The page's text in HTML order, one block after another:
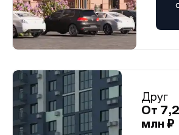
Друг
От
млн ₽